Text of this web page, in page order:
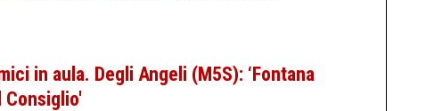
in aula. Degli Angeli (M5S): ‘Fontana
Consiglio'